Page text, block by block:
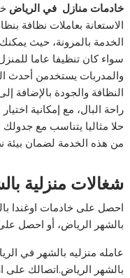
خادمات منازل في الرياض
الاستعانة بعاملات نظافة
الخدمة بالمرونة، حيث
سواء كان تنظيفا عاما
والمدربات يستخدمن أحدث
النظافة والجودة بالإضافة
راحة البال، مع إمكانية
حلا مثاليا يتناسب مع
من هذه الخدمة لضمان بيئة
شغالات منزلية
احصل على خادمات اوغندا
بالشهر الرياض، أو احصل
عامله منزليه بالشهر في
بالشهر الرياض.اتصالك على